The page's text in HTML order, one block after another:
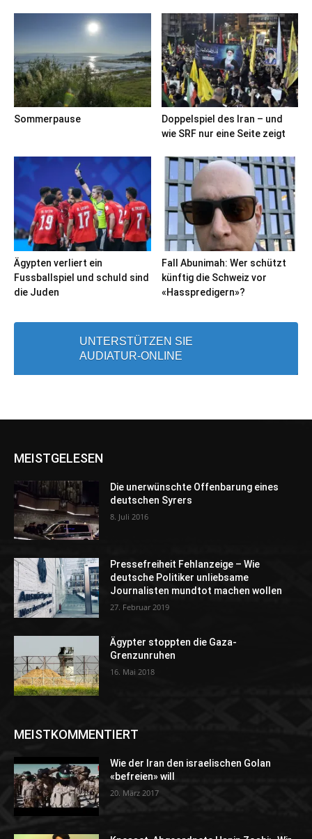
Sommerpause
Doppelspiel des Iran – und
wie SRF nur eine Seite zeigt
Ägypten verliert ein
Fussballspiel und schuld sind
die Juden
Fall Abunimah: Wer schützt
künftig die Schweiz vor
«Hasspredigern»?
UNTERSTÜTZEN SIE
AUDIATUR-ONLINE
MEISTGELESEN
Die unerwünschte Offenbarung eines
deutschen Syrers
8. Juli 2016
Pressefreiheit Fehlanzeige – Wie
deutsche Politiker unliebsame
Journalisten mundtot machen wollen
27. Februar 2019
Ägypter stoppten die Gaza-
Grenzunruhen
16. Mai 2018
MEISTKOMMENTIERT
Wie der Iran den israelischen Golan
«befreien» will
20. März 2017